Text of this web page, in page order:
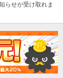
らせが受け取れま